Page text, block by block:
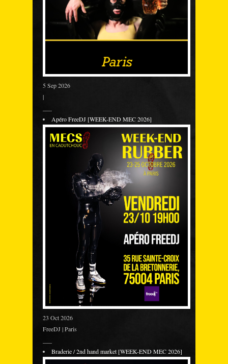
5 Sep 2026
|
Apéro FreeDJ [WEEK-END MEC 2026]
23 Oct 2026
FreeDJ | Paris
Braderie / 2nd hand market [WEEK-END MEC 2026]